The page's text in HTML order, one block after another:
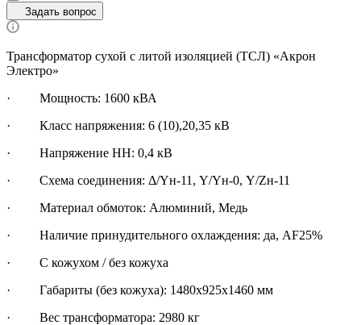
Задать вопрос
Трансформатор сухой с литой изоляцией (ТСЛ) «Акрон
Электро»
· Мощность: 1600 кВА
· Класс напряжения: 6 (10),20,35 кВ
· Напряжение НН: 0,4 кВ
· Схема соединения: Δ/Yн-11, Y/Yн-0, Y/Zн-11
· Материал обмоток: Алюминий, Медь
· Наличие принудительного охлаждения: да, AF25%
· С кожухом / без кожуха
· Габариты (без кожуха): 1480х925х1460 мм
· Вес трансформатора: 2980 кг